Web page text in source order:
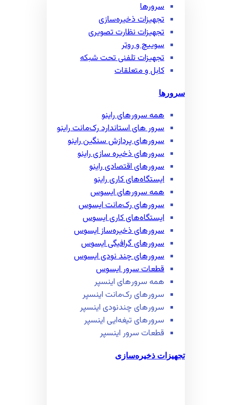
سرورها
تجهیزات ذخیره‌سازی
تجهیزات نظارت تصویری
سوییچ و روتر
تجهیزات تلفنی تحت شبکه
کابل و متعلقات
سرورها
همه سرور‌های راینو
سرور ‌های استاندارد رک‌مانت راینو
سرور‌های پردازش سنگین راینو
سرور‌های ذخیره سازی راینو
سرور‌های اقتصادی راینو
ایستگاه‌های کاری راینو
همه سرور‌های ایسوس
سرور‌های رک‌مانت ایسوس
ایستگاه‌های کاری ایسوس
سرور‌های ذخیره‌ساز ایسوس
سرور‌های گرافیگی ایسوس
سرور‌های چند نودی ایسوس
قطعات سرور ایسوس
همه سرور‌های اینسپر
سرور‌های رک‌مانت اینسپر
سرور‌های چند‌نودی اینسپر
سرور‌های تیغه‌ایی اینسپر
قطعات سرور اینسپر
تجهیزات ذخیره‌سازی